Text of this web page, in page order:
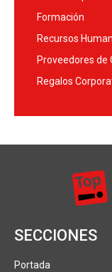
Formación
Recursos
Proveedores de
Regalos
SECCIONES
Portada